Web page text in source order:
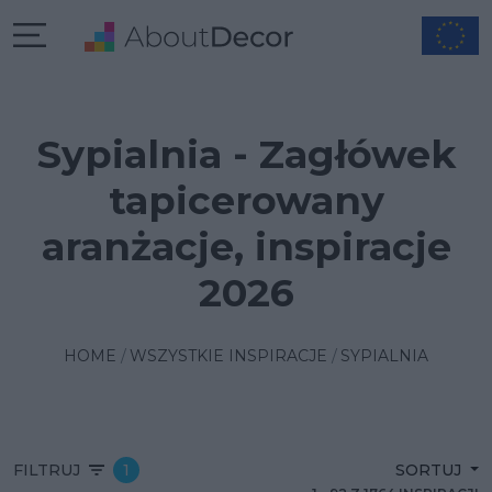
Sypialnia - Zagłówek
tapicerowany
aranżacje, inspiracje
2026
HOME WSZYSTKIE INSPIRACJE SYPIALNIA
FILTRUJ 1 SORTUJ